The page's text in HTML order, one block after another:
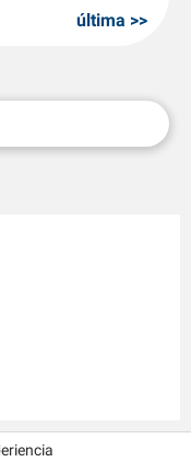
última